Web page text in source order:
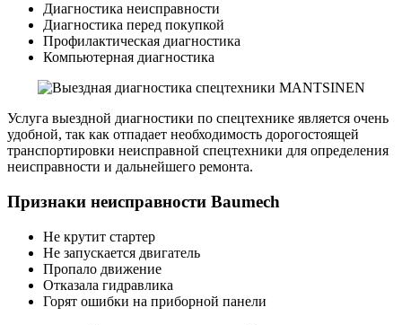
Диагностика неисправности
Диагностика перед покупкой
Профилактическая диагностика
Компьютерная диагностика
Услуга выездной диагностики по спецтехнике является очень
удобной, так как отпадает необходимость дорогостоящей
транспортировки неисправной спецтехники для определения
неисправности и дальнейшего ремонта.
Признаки неисправности Baumech
Не крутит стартер
Не запускается двигатель
Пропало движение
Отказала гидравлика
Горят ошибки на приборной панели